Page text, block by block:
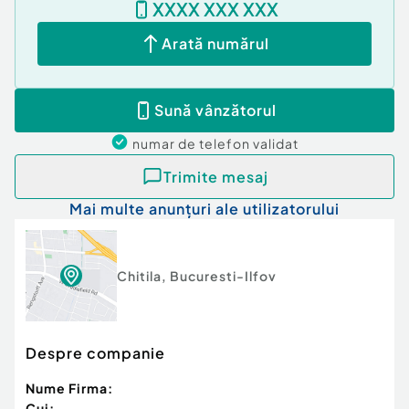
Posibilitate parcare: Da
Nr. locuri parcare:
XXXX XXX XXX
Arată numărul
Sună vânzătorul
numar de telefon validat
Trimite mesaj
Mai multe anunțuri ale utilizatorului
Chitila, Bucuresti-Ilfov
Despre companie
Nume Firma: